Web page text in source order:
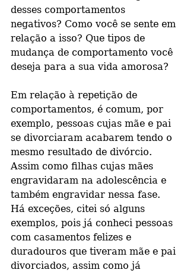
desses comportamentos
negativos? Como você se sente em
relação a isso? Que tipos de
mudança de comportamento você
deseja para a sua vida amorosa?
Em relação à repetição de
comportamentos, é comum, por
exemplo, pessoas cujas mãe e pai
se divorciaram acabarem tendo o
mesmo resultado de divórcio.
Assim como filhas cujas mães
engravidaram na adolescência e
também engravidar nessa fase.
Há exceções, citei só alguns
exemplos, pois já conheci pessoas
com casamentos felizes e
duradouros que tiveram mãe e pai
divorciados, assim como já